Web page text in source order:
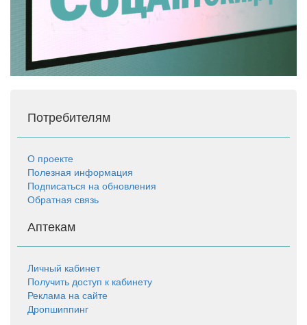
Потребителям
О проекте
Полезная информация
Подписаться на обновления
Обратная связь
Аптекам
Личный кабинет
Получить доступ к кабинету
Реклама на сайте
Дропшиппинг